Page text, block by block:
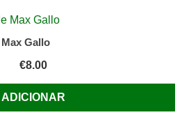
Gallo
€8.00
ADICIONAR